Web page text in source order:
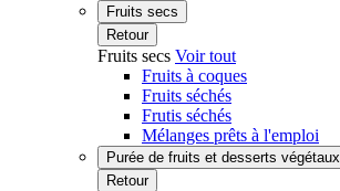
Fruits secs
Retour
Fruits secs Voir tout
Fruits à coques
Fruits séchés
Frutis séchés
Mélanges prêts à l'emploi
Purée de fruits et desserts végétaux
Retour